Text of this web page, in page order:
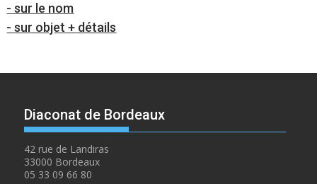
- sur le nom
- sur objet + détails
Diaconat de Bordeaux
42 rue de Landiras
33000 Bordeaux
05 33 09 66 80